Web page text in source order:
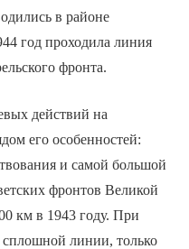
в районе
год проходила линия
фронта.
действий на
его особенностей:
и самой большой
фронтов Великой
км в 1943 году. При
линии, только